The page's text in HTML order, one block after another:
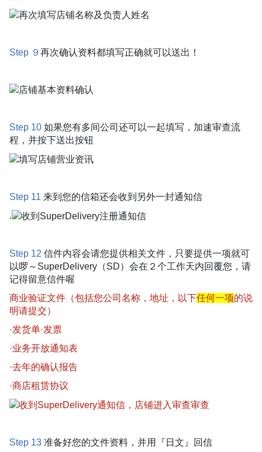
Step ９ 再次确认资料都填写正确就可以送出！
Step 10 如果您有多间公司还可以一起填写，加速审查流
程，并按下送出按钮
Step 11 来到您的信箱还会收到另外一封通知信
.
Step 12 信件内容会请您提供相关文件，只要提供一项就可
以啰～SuperDelivery（SD）会在２个工作天内回覆您，请
记得留意信件喔
商业验证文件（包括您公司名称，地址，以下任何一项的说
明请提交）
·发货单·发票
·业务开放通知表
·去年的确认报告
·商店租赁协议
Step 13 准备好您的文件资料，并用『日文』回信